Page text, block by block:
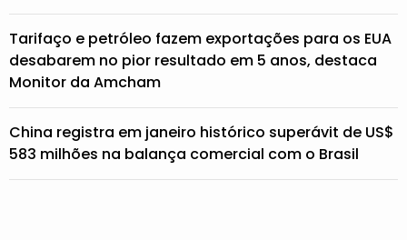
Tarifaço e petróleo fazem exportações para os EUA
desabarem no pior resultado em 5 anos, destaca
Monitor da Amcham
China registra em janeiro histórico superávit de US$
583 milhões na balança comercial com o Brasil